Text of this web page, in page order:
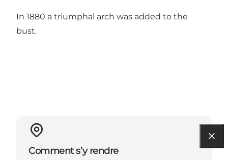
In 1880 a triumphal arch was added to the
bust.
Comment s’y rendre